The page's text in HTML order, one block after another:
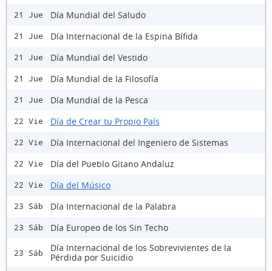
21 Jue Día Mundial del Saludo
21 Jue Día Internacional de la Espina Bífida
21 Jue Día Mundial del Vestido
21 Jue Día Mundial de la Filosofía
21 Jue Día Mundial de la Pesca
22 Vie Día de Crear tu Propio País
22 Vie Día Internacional del Ingeniero de Sistemas
22 Vie Día del Pueblo Gitano Andaluz
22 Vie Día del Músico
23 Sáb Día Internacional de la Palabra
23 Sáb Día Europeo de los Sin Techo
23 Sáb
Día Internacional de los Sobrevivientes de la
Pérdida por Suicidio